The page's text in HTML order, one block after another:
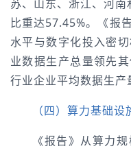
苏、山东、浙江、河
比重达57.45%。《报
水平与数字化投入密
业数据生产总量领先
行业企业平均数据生产
（四）算力基础
《报告》从算力